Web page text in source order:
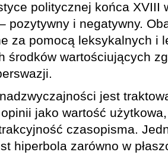
politycznej końca XVIII
pozytywny i negatywny.
za pomocą leksykalnych i
środków wartościujących
jest
jako wartość
czasopisma.
hiperbola zarówno w